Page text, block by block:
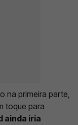
na primeira parte,
toque para
ainda iria